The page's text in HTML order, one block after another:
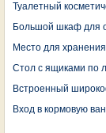
Туалетный
Большой шкаф для
Место для
Стол с ящиками по
Встроенный
Вход в кормовую